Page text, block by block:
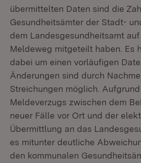
übermittelten Daten sind die
Gesundheitsämter der Stadt-
dem Landesgesundheitsamt
Meldeweg mitgeteilt haben. Es
dabei um einen vorläufigen
Änderungen sind durch
Streichungen möglich.
Meldeverzugs zwischen dem
neuer Fälle vor Ort und der
Übermittlung an das
es mitunter deutliche
den kommunalen